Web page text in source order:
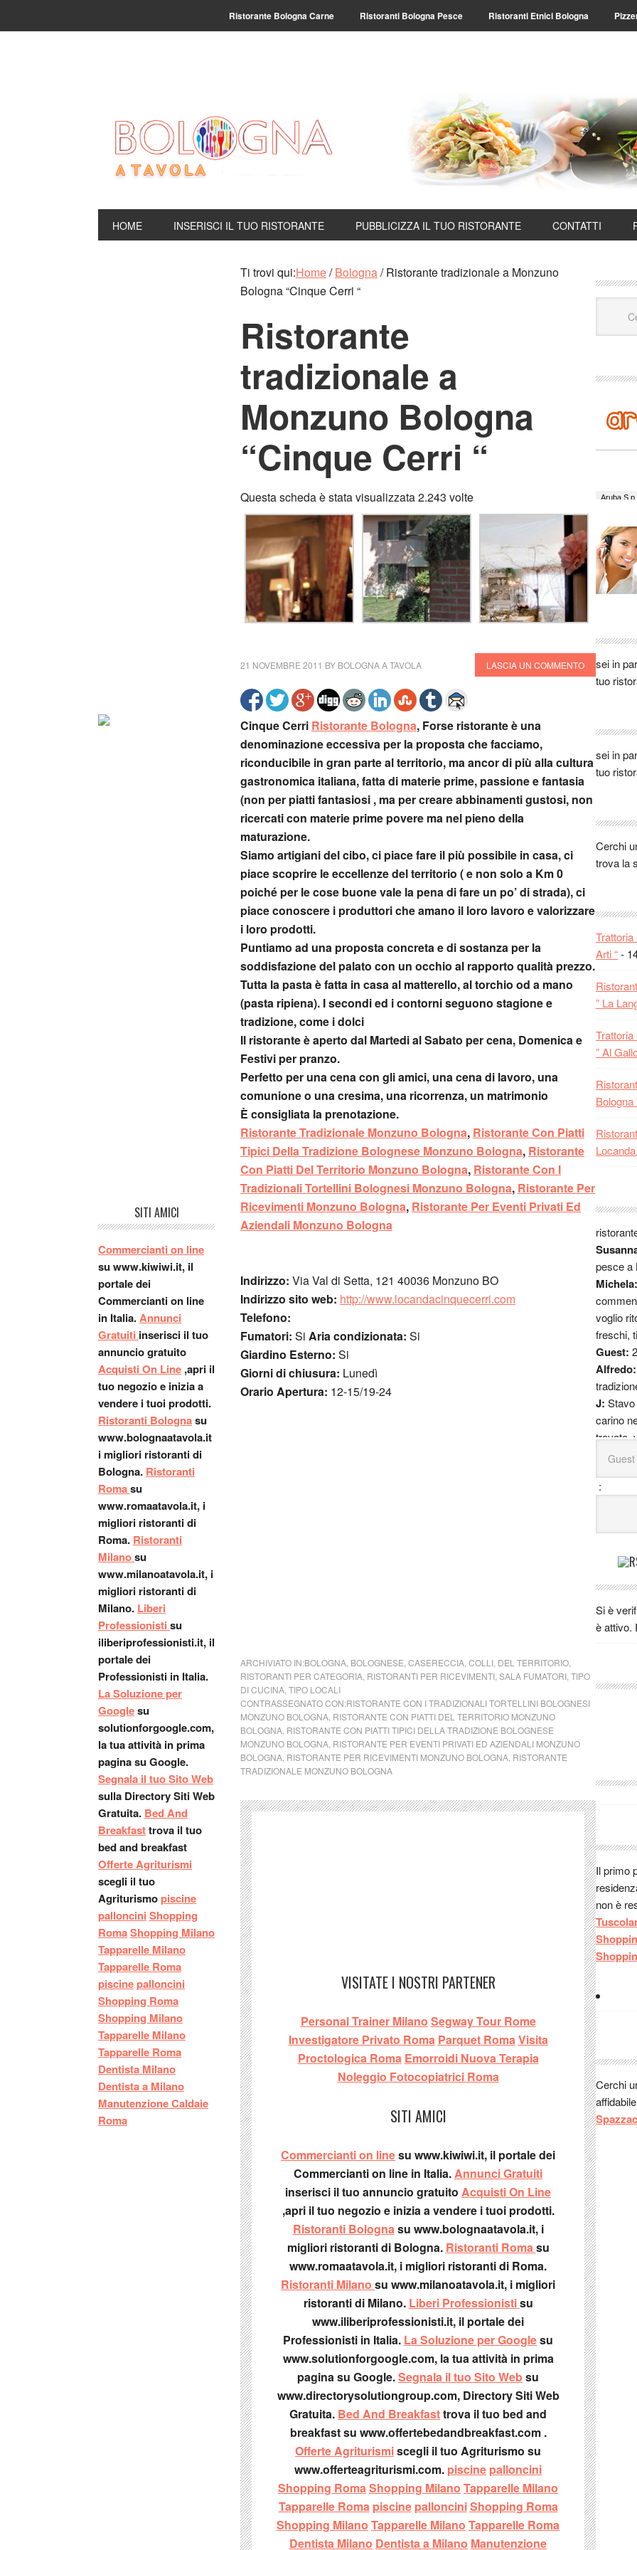
Ristorante Bologna Carne Ristoranti Bologna Pesce Ristoranti Etnici Bologna
HOME INSERISCI IL TUO RISTORANTE PUBBLICIZZA IL TUO RISTORANTE CONTATTI
Ti trovi qui:Home/ Bologna/Ristorante tradizionale a Monzuno
Bologna “Cinque Cerri “
Ristorante
tradizionale a
Monzuno Bologna
“Cinque Cerri “
Questa scheda è stata visualizzata 2.243 volte
21 NOVEMBRE 2011 BY BOLOGNA A TAVOLA LASCIA UN COMMENTO
Cinque Cerri Ristorante Bologna, Forse ristorante è una
denominazione eccessiva per la proposta che facciamo,
riconducibile in gran parte al territorio, ma ancor di più alla cultura
gastronomica italiana, fatta di materie prime, passione e fantasia
(non per piatti fantasiosi , ma per creare abbinamenti gustosi, non
ricercati con materie prime povere ma nel pieno della
maturazione.
Siamo artigiani del cibo, ci piace fare il più possibile in casa, ci
piace scoprire le eccellenze del territorio ( e non solo a Km 0
poiché per le cose buone vale la pena di fare un po’ di strada), ci
piace conoscere i produttori che amano il loro lavoro e valorizzare
i loro prodotti.
Puntiamo ad una proposta concreta e di sostanza per la
soddisfazione del palato con un occhio al rapporto qualità prezzo.
Tutta la pasta è fatta in casa al matterello, al torchio od a mano
(pasta ripiena). I secondi ed i contorni seguono stagione e
tradizione, come i dolci
Il ristorante è aperto dal Martedi al Sabato per cena, Domenica e
Festivi per pranzo.
Perfetto per una cena con gli amici, una cena di lavoro, una
comunione o una cresima, una ricorrenza, un matrimonio
È consigliata la prenotazione.
Ristorante Tradizionale Monzuno Bologna, Ristorante Con Piatti
Tipici Della Tradizione Bolognese Monzuno Bologna, Ristorante
Con Piatti Del Territorio Monzuno Bologna, Ristorante Con I
Tradizionali Tortellini Bolognesi Monzuno Bologna, Ristorante Per
Ricevimenti Monzuno Bologna, Ristorante Per Eventi Privati Ed
Aziendali Monzuno Bologna
Indirizzo: Via Val di Setta, 121 40036 Monzuno BO
Indirizzo sito web: http://www.locandacinquecerri.com
Telefono:
Fumatori: Si Aria condizionata: Si
Giardino Esterno: Si
Giorni di chiusura: Lunedì
Orario Apertura: 12-15/19-24
ARCHIVIATO IN:BOLOGNA BOLOGNESE CASERECCIA COLLI DEL TERRITORIO
RISTORANTI PER CATEGORIA RISTORANTI PER RICEVIMENTI SALA FUMATORI TIPO
DI CUCINA TIPO LOCALI
CONTRASSEGNATO CON:RISTORANTE CON I TRADIZIONALI TORTELLINI BOLOGNESI
MONZUNO BOLOGNA RISTORANTE CON PIATTI DEL TERRITORIO MONZUNO
BOLOGNA RISTORANTE CON PIATTI TIPICI DELLA TRADIZIONE BOLOGNESE
MONZUNO BOLOGNA RISTORANTE PER EVENTI PRIVATI ED AZIENDALI MONZUNO
BOLOGNA RISTORANTE PER RICEVIMENTI MONZUNO BOLOGNA RISTORANTE
TRADIZIONALE MONZUNO BOLOGNA
VISITATE I NOSTRI PARTENER
Personal Trainer Milano Segway Tour Rome
Investigatore Privato Roma Parquet RomaVisita
Proctologica Roma Emorroidi Nuova Terapia
Noleggio Fotocopiatrici Roma
SITI AMICI
Commercianti on linesu www.kiwiwi.it, il portale dei
Commercianti on line in Italia.Annunci Gratuiti
inserisci il tuo annuncio gratuito Acquisti On Line
,apri il tuo negozio e inizia a vendere i tuoi prodotti.
Ristoranti Bolognasu www.bolognaatavola.it, i
migliori ristoranti di Bologna. Ristoranti Romasu
www.romaatavola.it, i migliori ristoranti di Roma.
Ristoranti Milano su www.milanoatavola.it, i migliori
ristoranti di Milano. Liberi Professionistisu
www.iliberiprofessionisti.it, il portale dei
Professionisti in Italia. La Soluzione per Googlesu
www.solutionforgoogle.com, la tua attività in prima
pagina su Google.Segnala il tuo Sito Websu
www.directorysolutiongroup.com, Directory Siti Web
Gratuita. Bed And Breakfasttrova il tuo bed and
breakfast su www.offertebedandbreakfast.com .
Offerte Agriturismiscegli il tuo Agriturismo su
www.offerteagriturismi.com. piscine palloncini
Shopping RomaShopping Milano Tapparelle Milano
Tapparelle Roma piscine pallonciniShopping Roma
Shopping Milano Tapparelle Milano Tapparelle Roma
Dentista Milano Dentista a Milano Manutenzione
sei in
tuo
sei in
tuo
Cerchi
trova la
Trattoria
Arti “-
” La
” Al
Bologna
Locanda
Ovi:
mulata
Tonino:
davvero
Maria:
pesce
credere
Chat
ottimo
ottimo
verde!!!
buona,
Andre:
Mattia:
Paolo:
tipica di
La LICIA:
doc :-)
Sauro:
giri a
Pier:Al
pesce a
Michela:
voglio
freschi,
Guest:
Alfredo:
J:
carino
trovato,
Luca:
mangi
Guest:
Guest:
lo chef
Guest:k
Paolo:
posso
Gildo:
Gildo:
Guest:
Guest:
Guest:
Guest:
:
Si è
è attivo.
Il primo
non è
Cerchi
SITI AMICI
Commercianti on line
su www.kiwiwi.it, il
portale dei
Commercianti on line
in Italia.Annunci
Gratuiti inserisci il tuo
annuncio gratuito
Acquisti On Line ,apri il
tuo negozio e inizia a
vendere i tuoi prodotti.
Ristoranti Bolognasu
www.bolognaatavola.it
i migliori ristoranti di
Bologna. Ristoranti
Romasu
www.romaatavola.it, i
migliori ristoranti di
Roma. Ristoranti
Milanosu
www.milanoatavola.it, i
migliori ristoranti di
Milano. Liberi
Professionisti su
iliberiprofessionisti.it, il
portale dei
Professionisti in Italia.
La Soluzione per
Googlesu
solutionforgoogle.com,
la tua attività in prima
pagina su Google.
Segnala il tuo Sito Web
sulla Directory Siti Web
Gratuita. Bed And
Breakfasttrova il tuo
bed and breakfast
Offerte Agriturismi
scegli il tuo
Agriturismo piscine
palloncini Shopping
RomaShopping Milano
Tapparelle Milano
Tapparelle Roma
piscine palloncini
Shopping Roma
Shopping Milano
Tapparelle Milano
Tapparelle Roma
Dentista Milano
Dentista a Milano
Manutenzione Caldaie
Roma